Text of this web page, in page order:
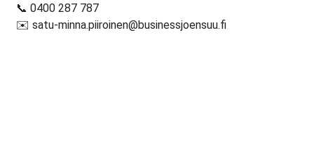
📞 0400 287 787
✉️ satu-minna.piiroinen@businessjoensuu.fi